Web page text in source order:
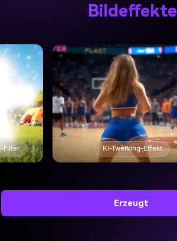
Bildeffekte
KI-Altersfilter
Erzeugt